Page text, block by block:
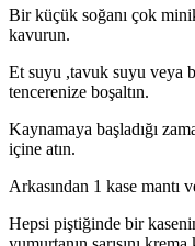
Bir küçük soğanı çok
kavurun.
Et suyu ,tavuk suyu veya
tencerenize boşaltın.
Kaynamaya başladığı
içine atın.
Arkasından 1 kase mantı
Hepsi piştiğinde bir